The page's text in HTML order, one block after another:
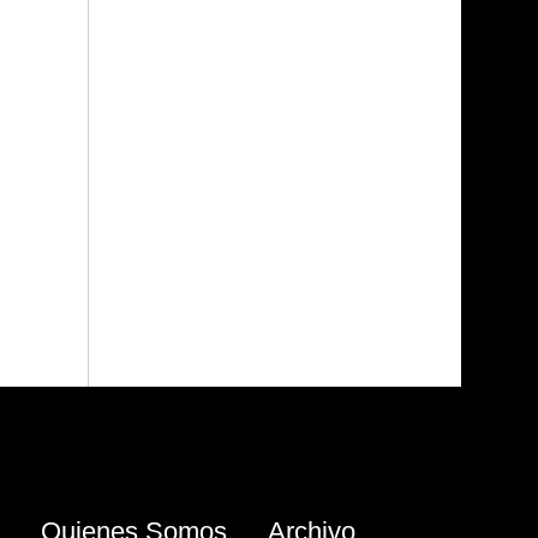
Quienes Somos Archivo